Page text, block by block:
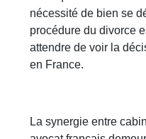
nécessité de bien se
procédure du divorce
attendre de voir la
en France.
La synergie entre